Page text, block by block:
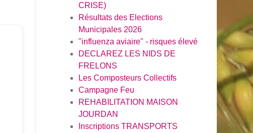
CRISE)
Résultats des Elections
Municipales 2026
"influenza aviaire" - risques élevé
DECLAREZ LES NIDS DE
FRELONS
Les Composteurs Collectifs
Campagne Feu
REHABILITATION MAISON
JOURDAN
Inscriptions TRANSPORTS